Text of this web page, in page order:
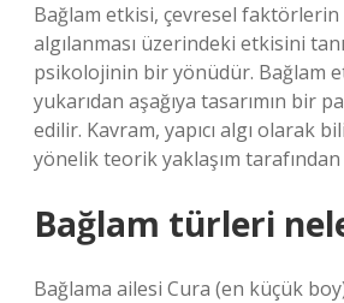
Bağlam etkisi, çevresel faktörlerin
algılanması üzerindeki etkisini
psikolojinin bir yönüdür. Bağlam
yukarıdan aşağıya tasarımın bir
edilir. Kavram, yapıcı algı olarak
yönelik teorik yaklaşım
Bağlam türleri
Bağlama ailesi Cura (en küçük